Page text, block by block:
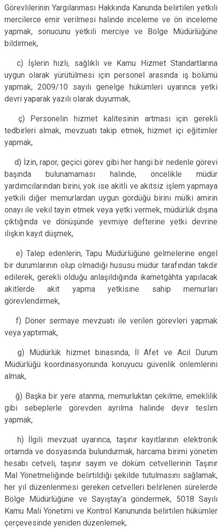
Görevlilerinin Yargılanması Hakkında Kanunda belirtilen yetkili
mercilerce emir verilmesi halinde inceleme ve ön inceleme
yapmak, sonucunu yetkili merciye ve Bölge Müdürlüğüne
bildirmek,
c) İşlerin hızlı, sağlıklı ve Kamu Hizmet Standartlarına
uygun olarak yürütülmesi için personel arasında iş bölümü
yapmak, 2009/10 sayılı genelge hükümleri uyarınca yetki
devri yaparak yazılı olarak duyurmak,
ç) Personelin hizmet kalitesinin artması için gerekli
tedbirleri almak, mevzuatı takip etmek, hizmet içi eğitimler
yapmak,
d) İzin, rapor, geçici görev gibi her hangi bir nedenle görevi
başında bulunamaması halinde, öncelikle müdür
yardımcılarından birini, yok ise akitli ve akitsiz işlem yapmaya
yetkili diğer memurlardan uygun gördüğü birini mülki amirin
onayı ile vekil tayin etmek veya yetki vermek, müdürlük dışına
çıktığında ve dönüşünde yevmiye defterine yetki devrine
ilişkin kayıt düşmek,
e) Talep edenlerin, Tapu Müdürlüğüne gelmelerine engel
bir durumlarının olup olmadığı hususu müdür tarafından takdir
edilerek, gerekli olduğu anlaşıldığında ikametgâhta yapılacak
akitlerde akit yapma yetkisine sahip memurları
görevlendirmek,
f) Döner sermaye mevzuatı ile verilen görevleri yapmak
veya yaptırmak,
g) Müdürlük hizmet binasında, İl Afet ve Acil Durum
Müdürlüğü koordinasyonunda koruyucu güvenlik önlemlerini
almak,
ğ) Başka bir yere atanma, memurluktan çekilme, emeklilik
gibi sebeplerle görevden ayrılma halinde devir teslim
yapmak,
h) İlgili mevzuat uyarınca, taşınır kayıtlarının elektronik
ortamda ve dosyasında bulundurmak, harcama birimi yönetim
hesabı cetveli, taşınır sayım ve döküm cetvellerinin Taşınır
Mal Yönetmeliğinde belirtildiği şekilde tutulmasını sağlamak,
her yıl düzenlenmesi gereken cetvelleri belirlenen sürelerde
Bölge Müdürlüğüne ve Sayıştay'a göndermek, 5018 Sayılı
Kamu Mali Yönetimi ve Kontrol Kanununda belirtilen hükümler
çerçevesinde yeniden düzenlemek,